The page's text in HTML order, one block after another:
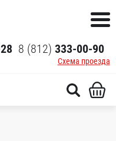
8 (812) 333-00-90
Схема проезда